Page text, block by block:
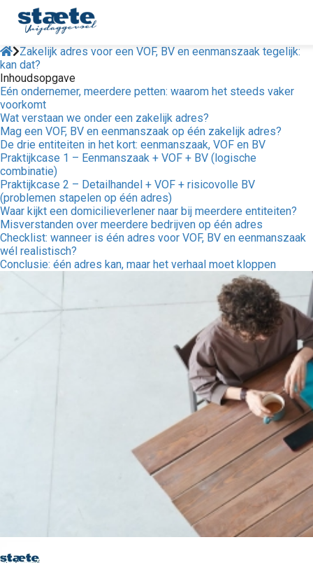
Zakelijk adres voor een VOF, BV en eenmanszaak tegelijk:
kan dat?
Inhoudsopgave
Eén ondernemer, meerdere petten: waarom het steeds vaker
voorkomt
Wat verstaan we onder een zakelijk adres?
Mag een VOF, BV en eenmanszaak op één zakelijk adres?
De drie entiteiten in het kort: eenmanszaak, VOF en BV
Praktijkcase 1 – Eenmanszaak + VOF + BV (logische
combinatie)
Praktijkcase 2 – Detailhandel + VOF + risicovolle BV
(problemen stapelen op één adres)
Waar kijkt een domicilieverlener naar bij meerdere entiteiten?
Misverstanden over meerdere bedrijven op één adres
Checklist: wanneer is één adres voor VOF, BV en eenmanszaak
wél realistisch?
Conclusie: één adres kan, maar het verhaal moet kloppen